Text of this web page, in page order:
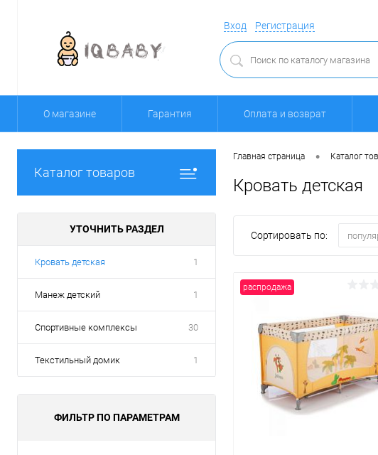
Вход Регистрация
О магазине Гарантия Оплата и возврат
Каталог товаров
УТОЧНИТЬ РАЗДЕЛ
Кровать детская 1
Манеж детский 1
Спортивные комплексы 30
Текстильный домик 1
ФИЛЬТР ПО ПАРАМЕТРАМ
Главная страница • Каталог
Кровать детская
Сортировать по:
распродажа